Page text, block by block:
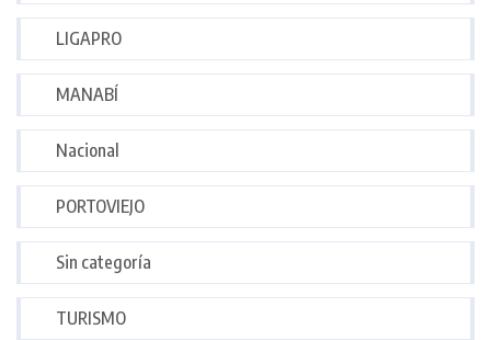
LIGAPRO
MANABÍ
Nacional
PORTOVIEJO
Sin categoría
TURISMO